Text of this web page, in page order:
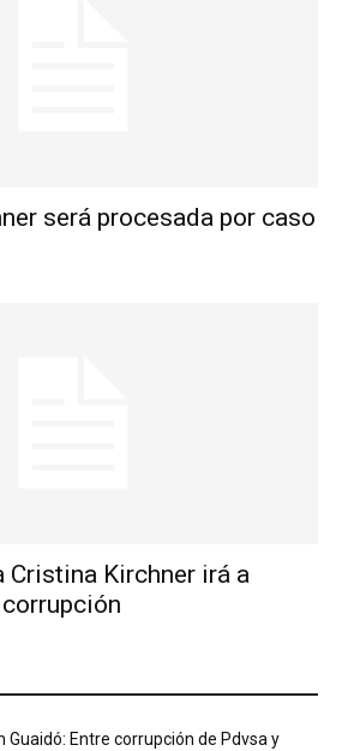
será procesada por caso
Cristina Kirchner irá a
Guaidó: Entre corrupción de Pdvsa y